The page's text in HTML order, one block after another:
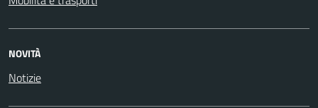
NOVITÀ
Notizie